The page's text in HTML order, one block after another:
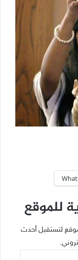
للموقع
لتستقبل أحدث